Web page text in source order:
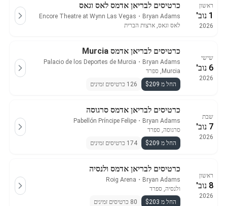
ראשון
1 נוב'
2026
כרטיסים לבריאן אדמס לאס וגאס
Bryan Adams
・
Encore Theatre at Wynn Las Vegas
לאס וגאס, ארצות הברית
שישי
6 נוב'
2026
כרטיסים לבריאן אדמס Murcia
Bryan Adams
・
Palacio de los Deportes de Murcia
Murcia, ספרד
החל מ $209
126 כרטיסים זמינים
שבת
7 נוב'
2026
כרטיסים לבריאן אדמס סרגוסה
Bryan Adams
・
Pabellón Príncipe Felipe
סרגוסה, ספרד
החל מ $209
174 כרטיסים זמינים
ראשון
8 נוב'
2026
כרטיסים לבריאן אדמס ולנסיה
Bryan Adams
・
Roig Arena
ולנסיה, ספרד
החל מ $203
80 כרטיסים זמינים